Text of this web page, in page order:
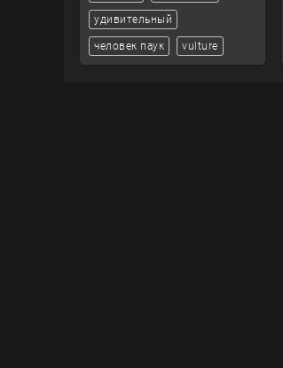
удивительный
человек паук vulture